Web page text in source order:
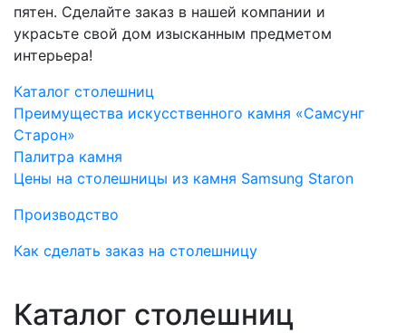
пятен. Сделайте заказ в нашей компании и
украсьте свой дом изысканным предметом
интерьера!
Каталог столешниц
Преимущества искусственного камня «Самсунг
Старон»
Палитра камня
Цены на столешницы из камня Samsung Staron
Производство
Как сделать заказ на столешницу
Каталог столешниц